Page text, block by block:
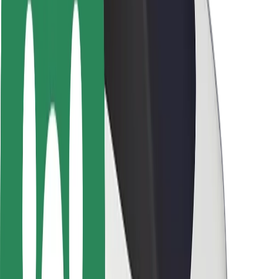
Seguridad para usuarios
Seguridad para conductores
Seguridad para patinetes
Safety Lab
Ciudades
Dónde estamos
Soluciones para las ciudades
Aeropuertos
Estaciones de carga de Bolt
Soporte
Para usuarios
Para conductores
Para repartidores